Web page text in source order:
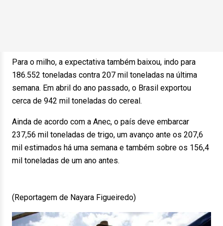
Para o milho, a expectativa também baixou, indo para
186.552 toneladas contra 207 mil toneladas na última
semana. Em abril do ano passado, o Brasil exportou
cerca de 942 mil toneladas do cereal.
Ainda de acordo com a Anec, o país deve embarcar
237,56 mil toneladas de trigo, um avanço ante os 207,6
mil estimados há uma semana e também sobre os 156,4
mil toneladas de um ano antes.
(Reportagem de Nayara Figueiredo)